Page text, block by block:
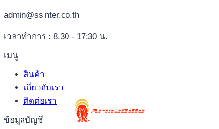
admin@ssinter.co.th
เวลาทำการ : 8.30 - 17:30 น.
เมนู
สินค้า
เกี่ยวกับเรา
ติดต่อเรา
ข้อมูลบัญชี